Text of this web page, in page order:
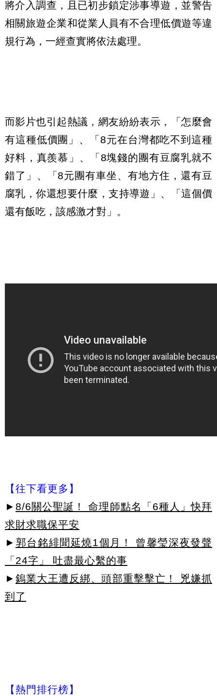
將介入調查，且已初步鎖定涉事導遊，並警告
相關旅遊企業和從業人員有不合理低價遊等違
規行為，一經查實將依法處理。
而影片也引起熱議，網友紛紛表示，「怎麼會
有這種低價團」、「8元在台灣都吃不到這種
好料，真羨慕 」、「8塊錢的團有豆腐乳就不
錯了」、「8元團有車坐、有地方住，還有豆
腐乳，你還想要什麼，支持導遊」、「這個價
還有飯吃，該感激才對 」。
【往下看更多】
► 8/6關公聖誕！ 命理師點名「6種人」快拜
求財求職保平安
► 郭台銘緋聞延燒1個月！ 曾馨瑩深夜發聲
「24字」 吐盡最心繫的事
► 鎢業大王遭反綁、頭部重擊擊亡！ 兇嫌抓
到了
【熱門排行榜】